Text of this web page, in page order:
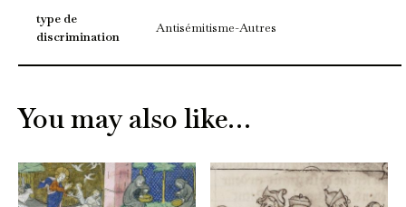
type de
discrimination
Antisémitisme-Autres
You may also like…